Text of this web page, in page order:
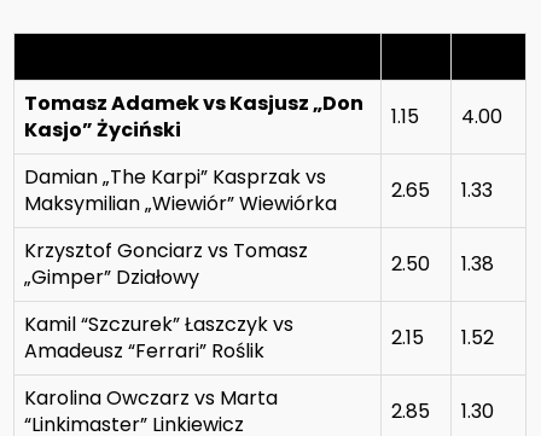
Tomasz Adamek vs Kasjusz „Don
Kasjo” Życiński
1.15 4.00
Damian „The Karpi” Kasprzak vs
Maksymilian „Wiewiór” Wiewiórka
2.65 1.33
Krzysztof Gonciarz vs Tomasz
„Gimper” Działowy
2.50 1.38
Kamil “Szczurek” Łaszczyk vs
Amadeusz “Ferrari” Roślik
2.15 1.52
Karolina Owczarz vs Marta
“Linkimaster” Linkiewicz
2.85 1.30